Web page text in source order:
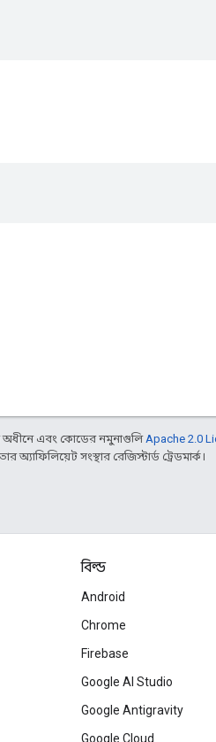
এবং কোডের নমুনাগুলি Apache 2.0
সংস্থার রেজিস্টার্ড ট্রেডমার্ক।
বিল্ড
Android
Chrome
Firebase
Google AI Studio
Google Antigravity
Google Cloud